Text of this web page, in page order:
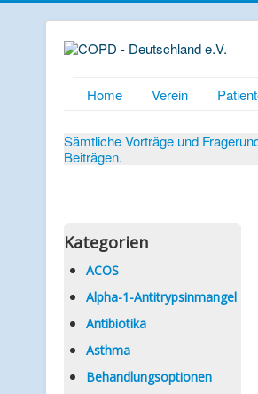
Home Verein
Sämtliche Vorträge und
Beiträgen.
Kategorien
ACOS
Alpha-1-Antitrypsinmangel
Antibiotika
Asthma
Behandlungsoptionen